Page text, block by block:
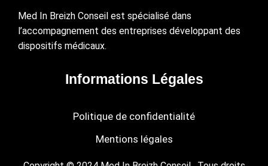
Med In Breizh Conseil est spécialisé dans
l’accompagnement des entreprises développant des
dispositifs médicaux.
Informations Légales
Politique de confidentialité
Mentions légales